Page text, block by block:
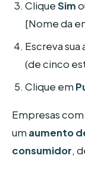
CliqueSim
[Nome da
Escreva sua
(de cinco
Clique em
Empresas
um aumento
consumidor,